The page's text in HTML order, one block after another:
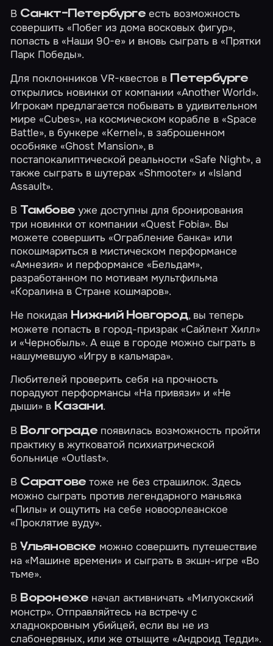
В Санкт-Петербургеесть возможность
совершить«Побег из дома восковых фигур»,
попасть в«Наши 90-е» и вновь сыграть в«Прятки
Парк Победы».
Для поклонников VR-квестов в Петербурге
открылись новинки от компании «Another World».
Игрокам предлагается побывать в удивительном
мире«Cubes», на космическом корабле в«Space
Battle», в бункере«Kernel», в заброшенном
особняке«Ghost Mansion», в
постапокалиптической реальности«Safe Night», а
также сыграть в шутерах«Shmooter» и«Island
Assault».
В Тамбовеуже доступны для бронирования
три новинки от компании «Quest Fobia». Вы
можете совершить«Ограбление банка» или
покошмариться в мистическом перформансе
«Амнезия» и перформансе«Бельдам»,
разработанном по мотивам мультфильма
«Коралина в Стране кошмаров».
Не покидая Нижний Новгород, вы теперь
можете попасть в город-призрак«Сайлент Хилл»
и«Чернобыль». А еще в городе можно сыграть в
нашумевшую«Игру в кальмара».
Любителей проверить себя на прочность
порадуют перформансы«На привязи» и«Не
дыши» в Казани.
В Волгоградепоявилась возможность пройти
практику в жутковатой психиатрической
больнице«Outlast».
В Саратове тоже не без страшилок. Здесь
можно сыграть против легендарного маньяка
«Пилы» и ощутить на себе новоорлеанское
«Проклятие вуду».
ВУльяновске можно совершить путешествие
на«Машине времени» и сыграть в экшн-игре«Во
тьме».
В Воронеже начал активничать«Милуокский
монстр». Отправляйтесь на встречу с
хладнокровным убийцей, если вы не из
слабонервных, или же отыщите«Андроид Тедди».